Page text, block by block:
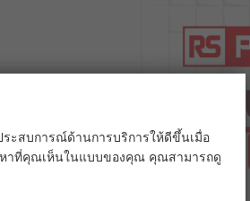
ะสบการณ์ด้านการบริการให้ดีขึ้นเมื่อ
หาที่คุณเห็นในแบบของคุณ คุณสามารถดู